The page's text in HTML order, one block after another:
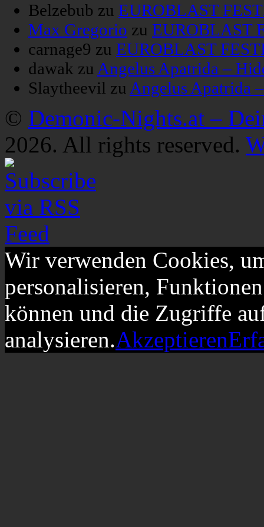
Belzebub zu EUROBLAST
Max Gregorio zu EUROBLAST
carnage9 zu EUROBLAST
dawak zu Angelus Apatrida –
Slaytheevil zu Angelus Apatrida
© Demonic-Nights.at –
2026. All rights reserved.
Wir verwenden Cookies,
personalisieren,
können und die Zugriffe
analysieren.Akzeptieren